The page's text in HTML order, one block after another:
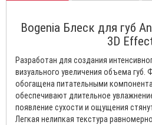
Bogenia Блеск для губ
3D
Разработан для создания
визуального увеличения объема губ.
обогащена питательными
обеспечивают длительное
появление сухости и ощущения
Легкая нелипкая текстура